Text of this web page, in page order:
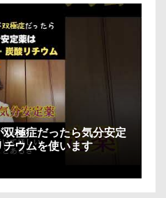
極症だったら気分安定
ウムを使います